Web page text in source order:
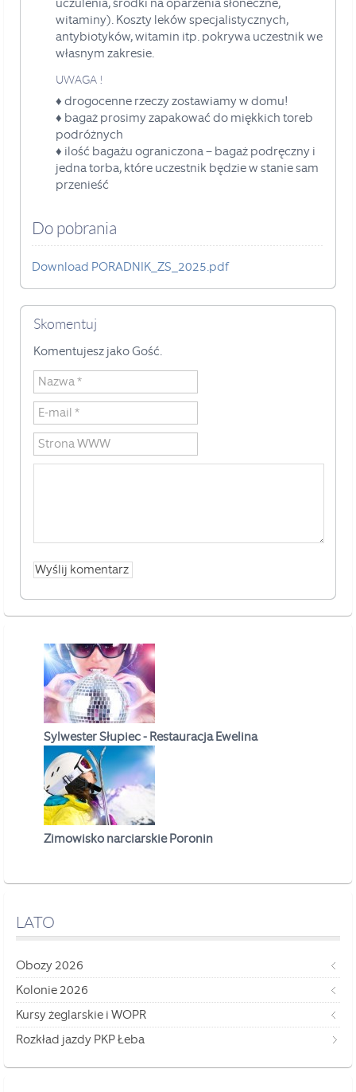
witaminy). Koszty leków specjalistycznych,
antybiotyków, witamin itp. pokrywa uczestnik we
własnym zakresie.
UWAGA !
♦ drogocenne rzeczy zostawiamy w domu!
♦ bagaż prosimy zapakować do miękkich toreb
podróżnych
♦ ilość bagażu ograniczona – bagaż podręczny i
jedna torba, które uczestnik będziew stanie sam
przenieść
Do pobrania
Download PORADNIK_ZS_2025.pdf
Skomentuj
Komentujesz jako Gość.
Sylwester Słupiec - Restauracja Ewelina
Zimowisko narciarskie Poronin
LATO
Obozy 2026
Kolonie 2026
Kursy żeglarskie i WOPR
Rozkład jazdy PKP Łeba